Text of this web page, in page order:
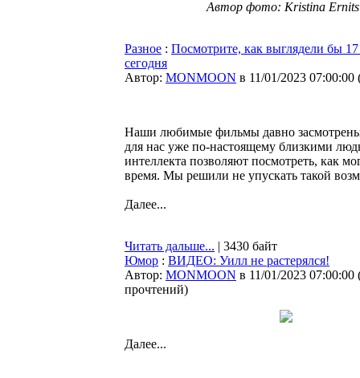
Автор фото: Kristina Ernits
Разное : Посмотрите, как выглядели бы
сегодня
Автор: MONMOON в 11/01/2023 07:00:00
Наши любимые фильмы давно засмотрены
для нас уже по-настоящему близкими
интеллекта позволяют посмотреть, как
время. Мы решили не упускать такой
Далее...
Читать дальше... | 3430 байт
Юмор : ВИДЕО: Уилл не растерялся!
Автор: MONMOON в 11/01/2023 07:00:00
прочтений)
Далее...